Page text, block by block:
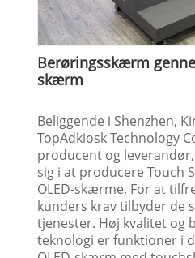
Berøringsskærm
skærm
Beliggende i Shenzhen,
TopAdkiosk Technology
producent og
sig i at producere Touch
OLED-skærme. For at
kunders krav tilbyder de
tjenester. Høj kvalitet og
teknologi er funktioner i